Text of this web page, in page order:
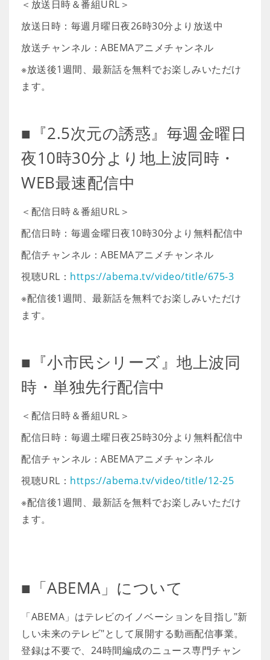
＜放送日時＆番組URL＞
放送日時：毎週月曜日夜26時30分より放送中
放送チャンネル：ABEMAアニメチャンネル
※放送後1週間、最新話を無料でお楽しみいただけ
ます。
■『2.5次元の誘惑』毎週金曜日
夜10時30分より地上波同時・
WEB最速配信中
＜配信日時＆番組URL＞
配信日時：毎週金曜日夜10時30分より無料配信中
配信チャンネル：ABEMAアニメチャンネル
視聴URL： https://abema.tv/video/title/675-3
※配信後1週間、最新話を無料でお楽しみいただけ
ます。
■『小市民シリーズ』地上波同
時・単独先行配信中
＜配信日時＆番組URL＞
配信日時：毎週土曜日夜25時30分より無料配信中
配信チャンネル：ABEMAアニメチャンネル
視聴URL： https://abema.tv/video/title/12-25
※配信後1週間、最新話を無料でお楽しみいただけ
ます。
■「ABEMA」について
「ABEMA」はテレビのイノベーションを目指し"新
しい未来のテレビ"として展開する動画配信事業。
登録は不要で、24時間編成のニュース専門チャン